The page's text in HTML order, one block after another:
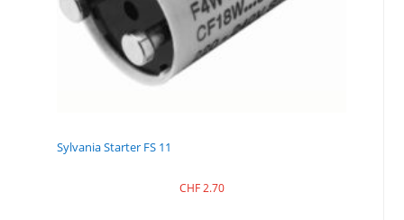
Sylvania Starter FS 11
CHF2.70